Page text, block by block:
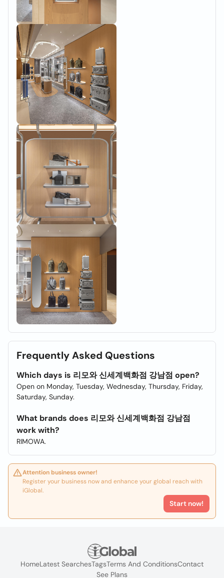
Frequently Asked Questions
Which days is 리모와 신세계백화점 강남점 open?
Open on Monday, Tuesday, Wednesday, Thursday, Friday,
Saturday, Sunday.
What brands does 리모와 신세계백화점 강남점
work with?
RIMOWA.
Attention business owner!
Register your business now and enhance your global reach with
iGlobal.
Start now!
HomeLatest SearchesTagsTerms And ConditionsContact
See Plans